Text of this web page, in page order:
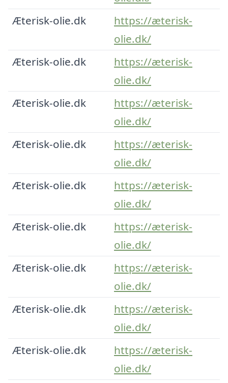
Æterisk-olie.dk
https://æterisk-
olie.dk/
Æterisk-olie.dk
https://æterisk-
olie.dk/
Æterisk-olie.dk
https://æterisk-
olie.dk/
Æterisk-olie.dk
https://æterisk-
olie.dk/
Æterisk-olie.dk
https://æterisk-
olie.dk/
Æterisk-olie.dk
https://æterisk-
olie.dk/
Æterisk-olie.dk
https://æterisk-
olie.dk/
Æterisk-olie.dk
https://æterisk-
olie.dk/
Æterisk-olie.dk
https://æterisk-
olie.dk/